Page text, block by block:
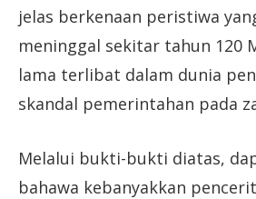
jelas berkenaan peristiwa
meninggal sekitar tahun 120
lama terlibat dalam dunia
skandal pemerintahan pada
Melalui bukti-bukti diatas,
bahawa kebanyakkan